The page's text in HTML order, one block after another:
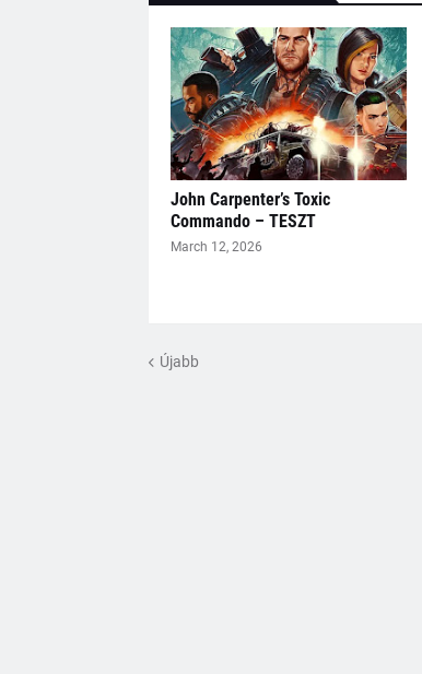
John Carpenter’s Toxic
Commando – TESZT
March 12, 2026
Újabb